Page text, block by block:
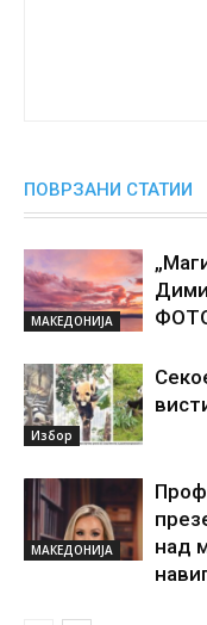
ПОВРЗАНИ СТАТИИ
МАКЕДОНИЈА
Избор
МАКЕДОНИЈА
над